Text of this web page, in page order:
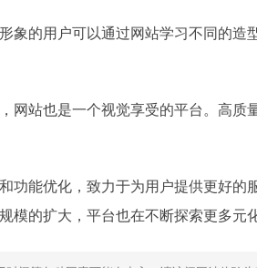
象的用户可以通过网站学习不同的
网站也是一个视觉享受的平台。高
功能优化，致力于为用户提供更好
模的扩大，平台也在不断探索更多元